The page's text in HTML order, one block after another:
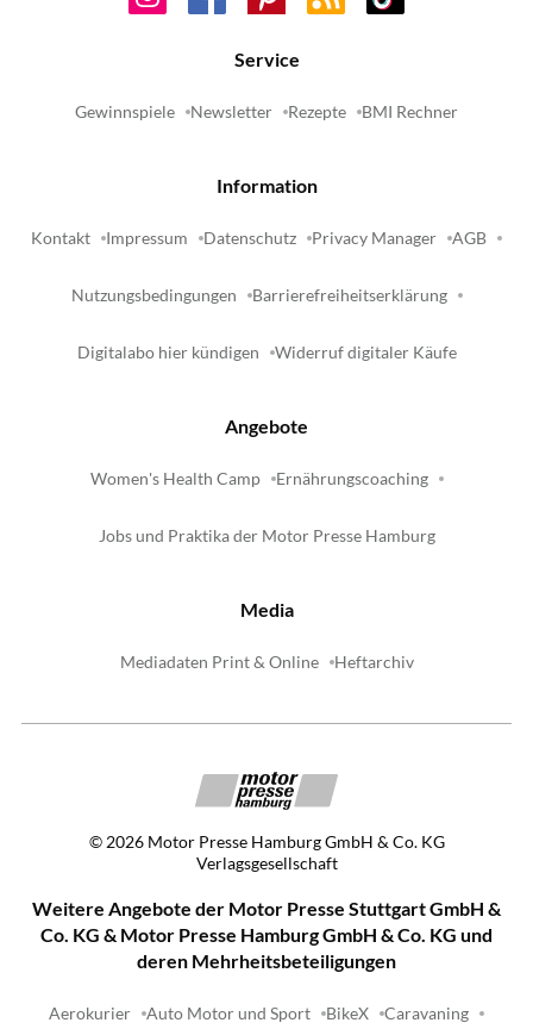
Service
Gewinnspiele Newsletter Rezepte BMI Rechner
Information
Kontakt Impressum Datenschutz Privacy Manager AGB
Nutzungsbedingungen Barrierefreiheitserklärung
Digitalabo hier kündigen Widerruf digitaler Käufe
Angebote
Women's Health Camp Ernährungscoaching
Jobs und Praktika der Motor Presse Hamburg
Media
Mediadaten Print & Online Heftarchiv
© 2026 Motor Presse Hamburg GmbH & Co. KG
Verlagsgesellschaft
Weitere Angebote der Motor Presse Stuttgart GmbH &
Co. KG & Motor Presse Hamburg GmbH & Co. KG und
deren Mehrheitsbeteiligungen
Aerokurier Auto Motor und Sport BikeX Caravaning